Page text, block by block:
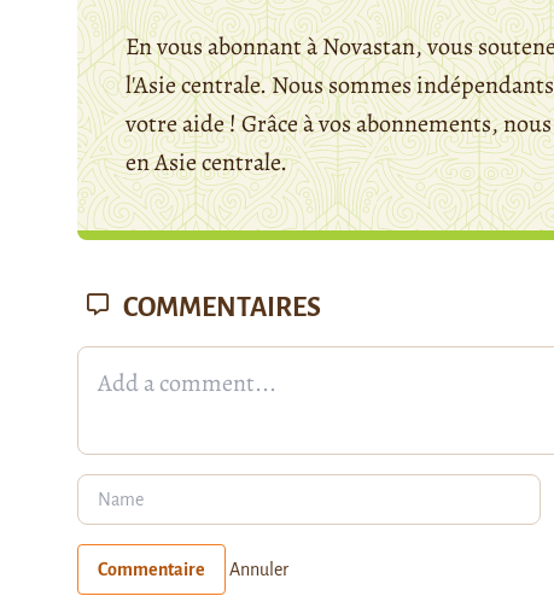
En vous abonnant à Novastan, vous
l'Asie centrale. Nous sommes
votre aide ! Grâce à vos abonnements,
en Asie centrale.
COMMENTAIRES
Commentaire Annuler